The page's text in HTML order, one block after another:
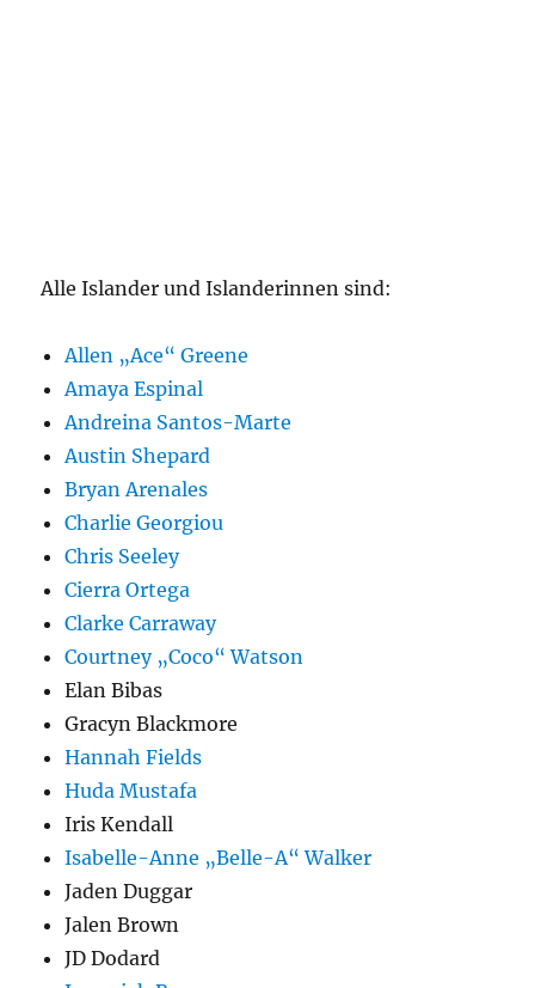
Alle Islander und Islanderinnen sind:
Allen „Ace“ Greene
Amaya Espinal
Andreina Santos-Marte
Austin Shepard
Bryan Arenales
Charlie Georgiou
Chris Seeley
Cierra Ortega
Clarke Carraway
Courtney „Coco“ Watson
Elan Bibas
Gracyn Blackmore
Hannah Fields
Huda Mustafa
Iris Kendall
Isabelle-Anne „Belle-A“ Walker
Jaden Duggar
Jalen Brown
JD Dodard